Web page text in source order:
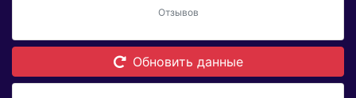
Отзывов
Обновить данные